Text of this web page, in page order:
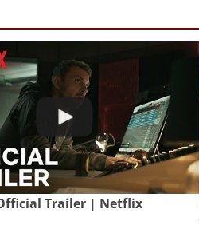
Trailer | Netflix